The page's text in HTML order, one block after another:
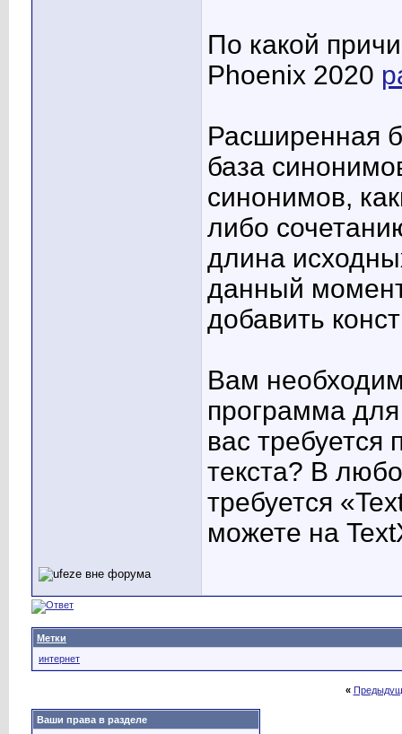
По какой
Phoenix 2020
Расширенная
база
синонимов,
либо
длина
данный
добавить
Вам
программа
вас
текста? В
требуется
можете на
Метки
интернет
«
Ваши права в разделе